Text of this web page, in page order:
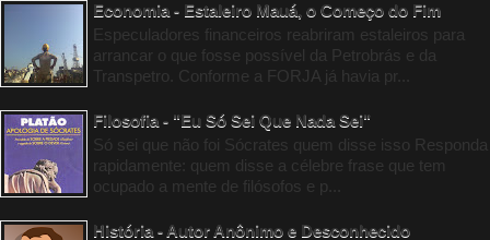
Economia - Estaleiro Mauá, o Começo do Fim
Especuladores financeiros reabriram estaleiros para
arrancar o que fosse possível da Petrobrás e da
Transpetro. Conforme a FORJA já havia pr...
Filosofia - "Eu Só Sei Que Nada Sei"
Só sei que não foi Sócrates quem disse isso Responda
rapidamente: quem disse a célebre frase que tem
ocupado a mente de filósofos e p...
História - Autor Anônimo e Desconhecido